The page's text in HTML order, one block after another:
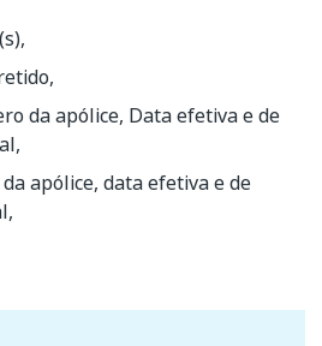
da apólice, Data efetiva e de
apólice, data efetiva e de